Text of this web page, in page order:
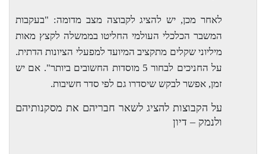
לאחר מכן, יש להציג לקבוצה מצב מדומה: "בעקבות
המשבר הכלכלי העולמי החליטו בממשלה לקצץ מאות
מיליוני שקלים מתקציב המיועד למפעלי הציונות הדתית.
על החניכים לבחור 5 מוסדות החשובים ביותר". אם יש
זמן, אפשר לבקש שיסדרו גם לפי סדר חשיבות.
על הקבוצות להציג לשאר חבריהם את מסקנותיהם
ולנמק – דיון